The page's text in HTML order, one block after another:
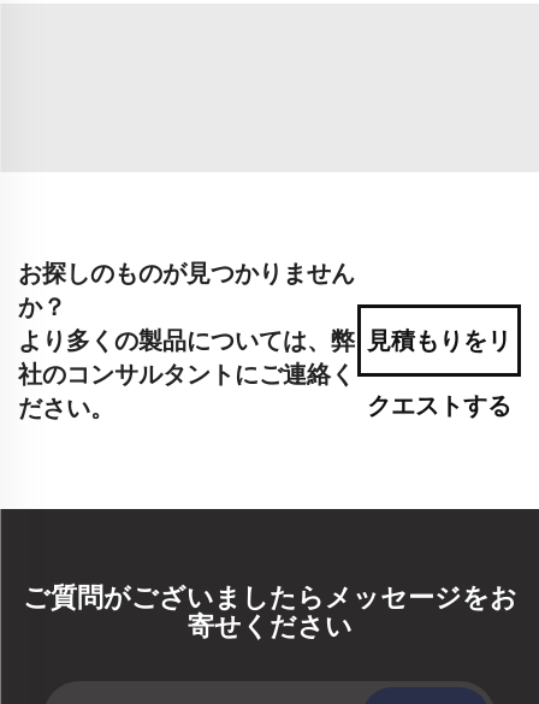
お探しのものが見つかりません
か？
より多くの製品については、弊
社のコンサルタントにご連絡く
ださい。
見積もりをリ
クエストする
ご質問がございましたらメッセージをお
寄せください